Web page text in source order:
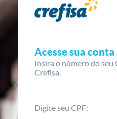
Acesse sua conta
Insira o número do seu
Crefisa.
Digite seu CPF: